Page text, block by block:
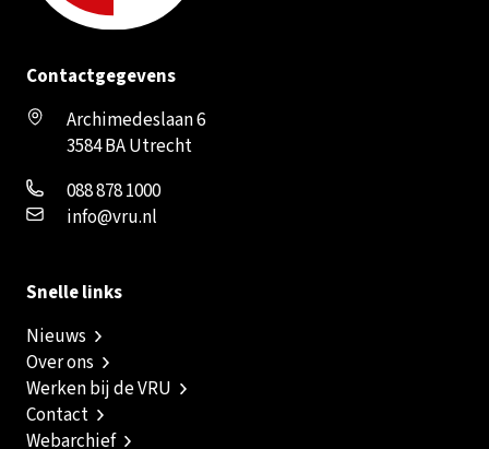
Contactgegevens
Archimedeslaan 6
3584 BA Utrecht
088 878 1000
info@vru.nl
Snelle links
Nieuws
Over ons
Werken bij de VRU
Contact
Webarchief